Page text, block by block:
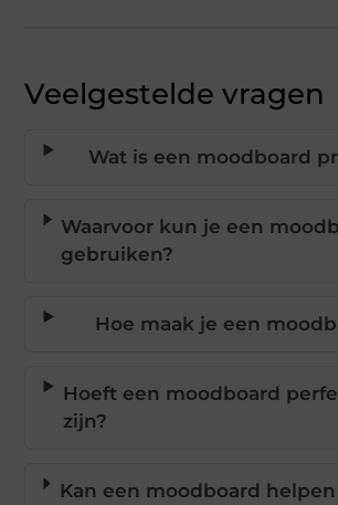
Veelgestelde vragen
Wat is een moodboard
Waarvoor kun je een
gebruiken?
Hoe maak je een
Hoeft een moodboard
zijn?
Kan een moodboard